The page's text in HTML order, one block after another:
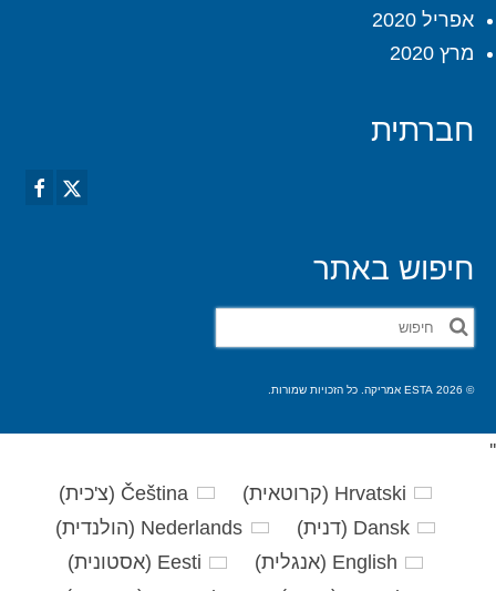
אפריל 2020
מרץ 2020
חברתית
חיפוש באתר
חפש
את:
© 2026 ESTA אמריקה. כל הזכויות שמורות.
'
'
Hrvatski
(קרוטאית)
Čeština
(צ'כית)
Dansk
(דנית)
Nederlands
(הולנדית)
English
(אנגלית)
Eesti
(אסטונית)